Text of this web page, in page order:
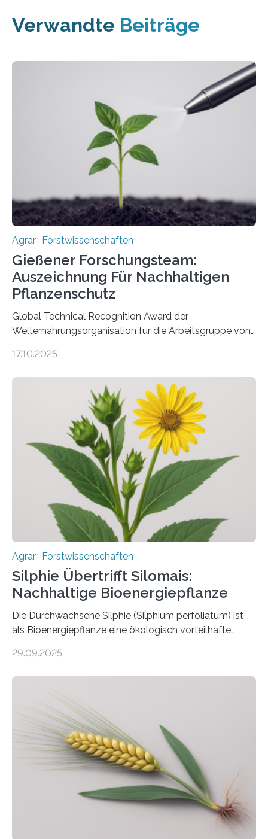
Verwandte Beiträge
Agrar- Forstwissenschaften
Gießener Forschungsteam:
Auszeichnung Für Nachhaltigen
Pflanzenschutz
Global Technical Recognition Award der
Welternährungsorganisation für die Arbeitsgruppe von
Insektenbiotechnologie der JLU Insekten spielen eine
aber Krankheiten übertragen und der Landwirtschaft
und dem Gartenbau erhebliche Schäden zufügen. Es ist
daher entscheidend, Schadinsekten effektiv zu
bekämpfen, während gleichzeitig nützliche Insekten
erhalten bleiben. An der Justus-Liebig-Universität
Gießen (JLU) erforscht die Arbeitsgruppe von Prof. Dr.
Marc F. Schetelig am Institut für
Insektenbiotechnologie neue biologische und
biotechnologische Verfahren zur…
17.10.2025
Agrar- Forstwissenschaften
Silphie Übertrifft Silomais:
Nachhaltige Bioenergiepflanze
Die Durchwachsene Silphie (Silphium perfoliatum) ist
als Bioenergiepflanze eine ökologisch vorteilhafte
mehrjährigen Vergleichsstudie von Forschenden der
nach nachhaltigen Alternativen zur Energiegewinnung
aus landwirtschaftlichen Kulturen ist ein zentrales
Anliegen im Zuge der europäischen Klimaziele, bis
2050 klimaneutral zu werden. In Deutschland dominiert
bislang der Mais als Energiepflanze, doch sein Anbau
bringt ökologische Herausforderungen mit sich:
Bodenerosion, Nährstoffauswaschung und…
29.09.2025